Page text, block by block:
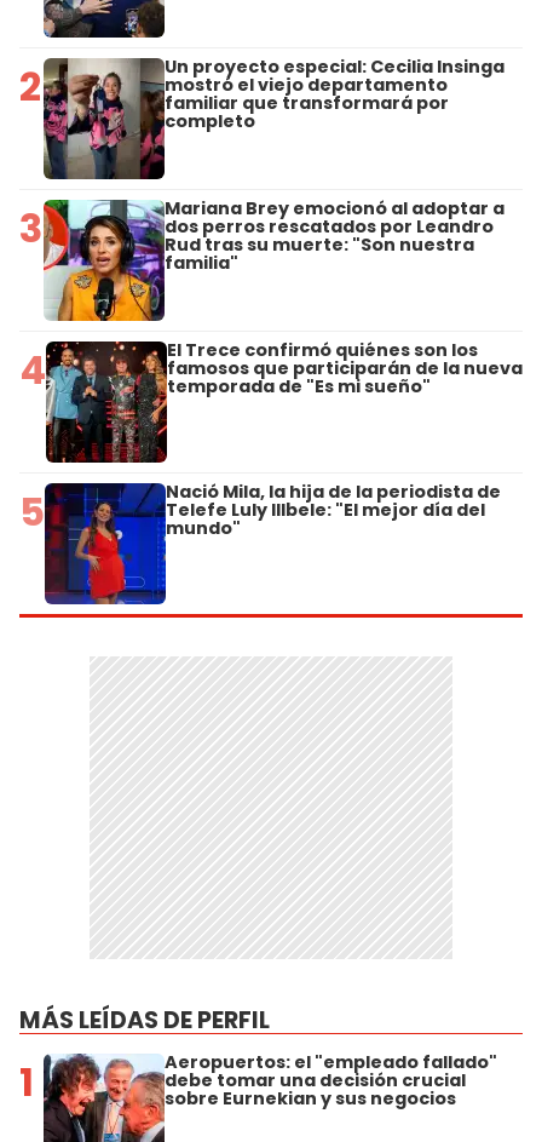
2 Un proyecto especial: Cecilia Insinga
mostró el viejo departamento
familiar que transformará por
completo
3 Mariana Brey emocionó al adoptar a
dos perros rescatados por Leandro
Rud tras su muerte: "Son nuestra
familia"
4 El Trece confirmó quiénes son los
famosos que participarán de la nueva
temporada de "Es mi sueño"
5 Nació Mila, la hija de la periodista de
Telefe Luly Illbele: "El mejor día del
mundo"
MÁS LEÍDAS DE PERFIL
1 Aeropuertos: el "empleado fallado"
debe tomar una decisión crucial
sobre Eurnekian y sus negocios